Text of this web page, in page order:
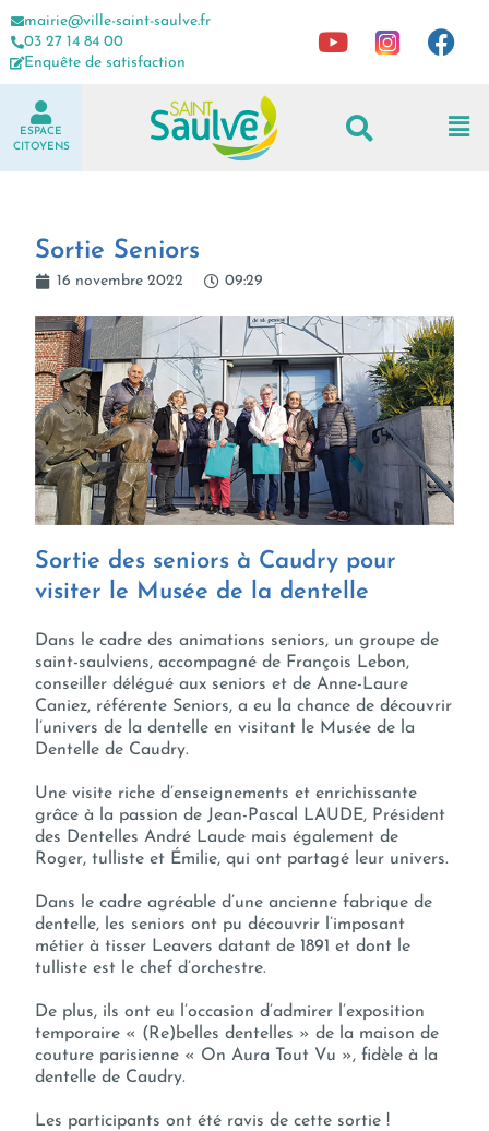
mairie@ville-saint-saulve.fr
03 27 14 84 00
Enquête de satisfaction
ESPACE
CITOYENS
Sortie Seniors
16 novembre 2022 09:29
Sortie des seniors à Caudry pour
visiter le Musée de la dentelle
Dans le cadre des animations seniors, un groupe de
saint-saulviens, accompagné de François Lebon,
conseiller délégué aux seniors et de Anne-Laure
Caniez, référente Seniors, a eu la chance de découvrir
l’univers de la dentelle en visitant le Musée de la
Dentelle de Caudry.
Une visite riche d’enseignements et enrichissante
grâce à la passion de Jean-Pascal LAUDE, Président
des Dentelles André Laude mais également de
Roger, tulliste et Émilie, qui ont partagé leur univers.
Dans le cadre agréable d’une ancienne fabrique de
dentelle, les seniors ont pu découvrir l’imposant
métier à tisser Leavers datant de 1891 et dont le
tulliste est le chef d’orchestre.
De plus, ils ont eu l’occasion d’admirer l’exposition
temporaire « (Re)belles dentelles » de la maison de
couture parisienne « On Aura Tout Vu », fidèle à la
dentelle de Caudry.
Les participants ont été ravis de cette sortie !